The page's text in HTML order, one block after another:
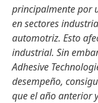
principalmente por
en sectores
automotriz. Esto
industrial. Sin
Adhesive
desempeño,
que el año anterior